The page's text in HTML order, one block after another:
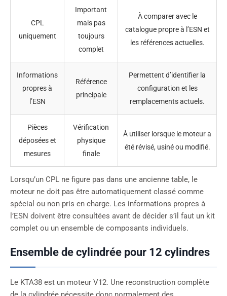
CPL
uniquement
Important
mais pas
toujours
complet
À comparer avec le
catalogue propre à l’ESN et
les références actuelles.
Informations
propres à
l’ESN
Référence
principale
Permettent d’identifier la
configuration et les
remplacements actuels.
Pièces
déposées et
mesures
Vérification
physique
finale
À utiliser lorsque le moteur a
été révisé, usiné ou modifié.
Lorsqu’un CPL ne figure pas dans une ancienne table, le
moteur ne doit pas être automatiquement classé comme
spécial ou non pris en charge. Les informations propres à
l’ESN doivent être consultées avant de décider s’il faut un kit
complet ou un ensemble de composants individuels.
Ensemble de cylindrée pour 12 cylindres
Le KTA38 est un moteur V12. Une reconstruction complète